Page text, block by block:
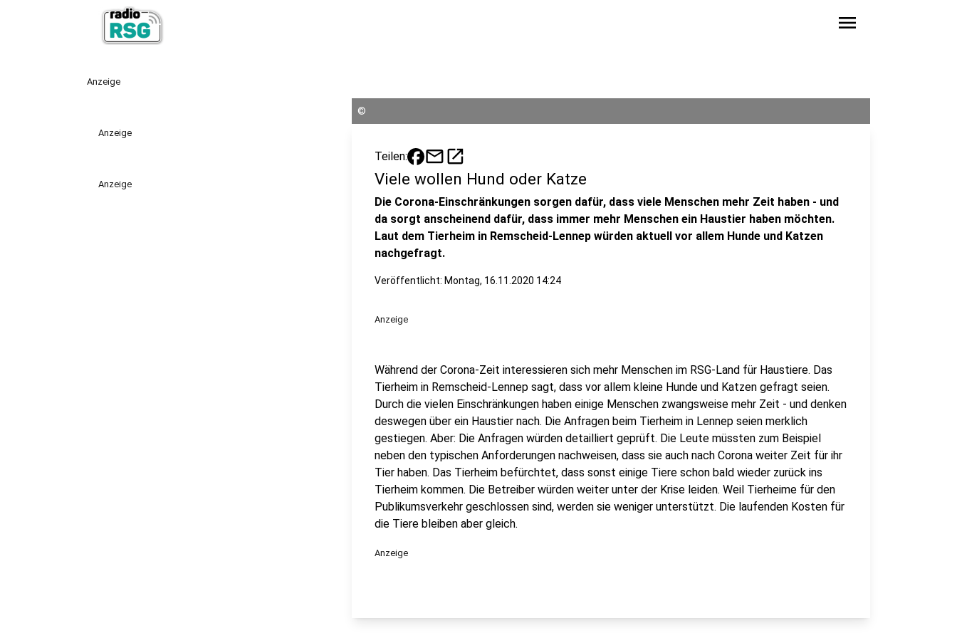
menu
Anzeige
Anzeige
Anzeige
©
Teilen: mailopen_in_new
Viele wollen Hund oder Katze
Die Corona-Einschränkungen sorgen dafür, dass viele Menschen mehr Zeit haben - und
da sorgt anscheinend dafür, dass immer mehr Menschen ein Haustier haben möchten.
Laut dem Tierheim in Remscheid-Lennep würden aktuell vor allem Hunde und Katzen
nachgefragt.
Veröffentlicht: Montag, 16.11.2020 14:24
Anzeige
Während der Corona-Zeit interessieren sich mehr Menschen im RSG-Land für Haustiere. Das
Tierheim in Remscheid-Lennep sagt, dass vor allem kleine Hunde und Katzen gefragt seien.
Durch die vielen Einschränkungen haben einige Menschen zwangsweise mehr Zeit - und denken
deswegen über ein Haustier nach. Die Anfragen beim Tierheim in Lennep seien merklich
gestiegen. Aber: Die Anfragen würden detailliert geprüft. Die Leute müssten zum Beispiel
neben den typischen Anforderungen nachweisen, dass sie auch nach Corona weiter Zeit für ihr
Tier haben. Das Tierheim befürchtet, dass sonst einige Tiere schon bald wieder zurück ins
Tierheim kommen. Die Betreiber würden weiter unter der Krise leiden. Weil Tierheime für den
Publikumsverkehr geschlossen sind, werden sie weniger unterstützt. Die laufenden Kosten für
die Tiere bleiben aber gleich.
Anzeige